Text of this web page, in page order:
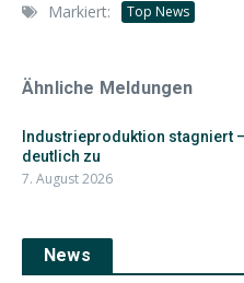
Markiert: Top News
Ähnliche Meldungen
Industrieproduktion stagniert
deutlich zu
7. August 2026
News